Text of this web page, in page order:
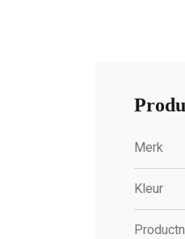
Merk
Kleur